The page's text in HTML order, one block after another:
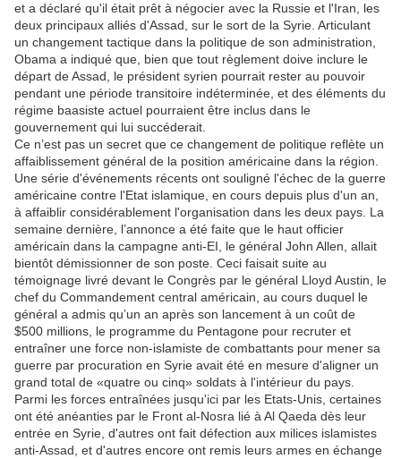
et a déclaré qu'il était prêt à négocier avec la Russie et l'Iran, les
deux principaux alliés d'Assad, sur le sort de la Syrie. Articulant
un changement tactique dans la politique de son administration,
Obama a indiqué que, bien que tout règlement doive inclure le
départ de Assad, le président syrien pourrait rester au pouvoir
pendant une période transitoire indéterminée, et des éléments du
régime baasiste actuel pourraient être inclus dans le
gouvernement qui lui succéderait.
Ce n’est pas un secret que ce changement de politique reflète un
affaiblissement général de la position américaine dans la région.
Une série d'événements récents ont souligné l'échec de la guerre
américaine contre l'Etat islamique, en cours depuis plus d'un an,
à affaiblir considérablement l'organisation dans les deux pays. La
semaine dernière, l’annonce a été faite que le haut officier
américain dans la campagne anti-EI, le général John Allen, allait
bientôt démissionner de son poste. Ceci faisait suite au
témoignage livré devant le Congrès par le général Lloyd Austin, le
chef du Commandement central américain, au cours duquel le
général a admis qu’un an après son lancement à un coût de
$500 millions, le programme du Pentagone pour recruter et
entraîner une force non-islamiste de combattants pour mener sa
guerre par procuration en Syrie avait été en mesure d'aligner un
grand total de «quatre ou cinq» soldats à l'intérieur du pays.
Parmi les forces entraînées jusqu'ici par les Etats-Unis, certaines
ont été anéanties par le Front al-Nosra lié à Al Qaeda dès leur
entrée en Syrie, d'autres ont fait défection aux milices islamistes
anti-Assad, et d'autres encore ont remis leurs armes en échange